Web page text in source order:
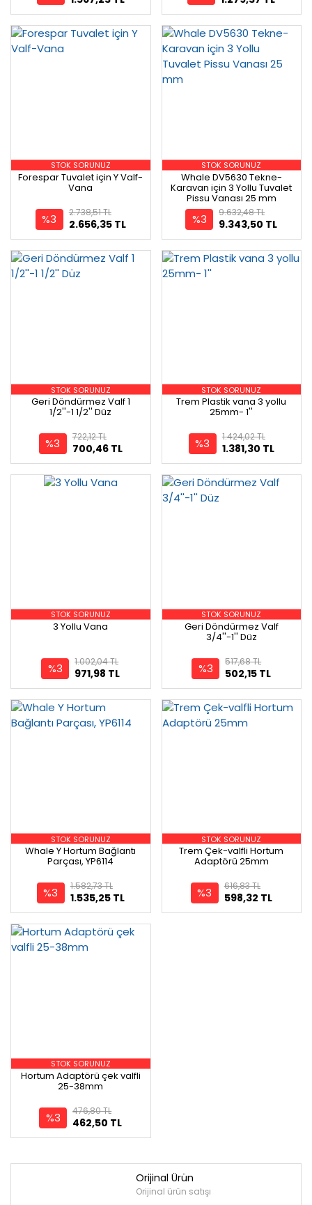
STOK SORUNUZ
Forespar Tuvalet için Y Valf-
Vana
%3 2.656,35 TL
2.738,51 TL
STOK SORUNUZ
Whale DV5630 Tekne-
Karavan için 3 Yollu Tuvalet
Pissu Vanası 25 mm
%3 9.343,50 TL
9.632,48 TL
STOK SORUNUZ
Geri Döndürmez Valf 1
1/2''-1 1/2'' Düz
%3 700,46 TL
722,12 TL
STOK SORUNUZ
Trem Plastik vana 3 yollu
25mm- 1''
%3 1.381,30 TL
1.424,02 TL
STOK SORUNUZ
3 Yollu Vana
%3 971,98 TL
1.002,04 TL
STOK SORUNUZ
Geri Döndürmez Valf
3/4''-1'' Düz
%3 502,15 TL
517,68 TL
STOK SORUNUZ
Whale Y Hortum Bağlantı
Parçası, YP6114
%3 1.535,25 TL
1.582,73 TL
STOK SORUNUZ
Trem Çek-valfli Hortum
Adaptörü 25mm
%3 598,32 TL
616,83 TL
STOK SORUNUZ
Hortum Adaptörü çek valfli
25-38mm
%3 462,50 TL
476,80 TL
Orijinal Ürün
Orijinal ürün satışı